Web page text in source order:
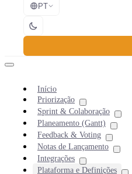
PT
Início
Priorização
Sprint & Colaboração
Planeamento (Gantt)
Feedback & Voting
Notas de Lançamento
Integrações
Plataforma e Definições